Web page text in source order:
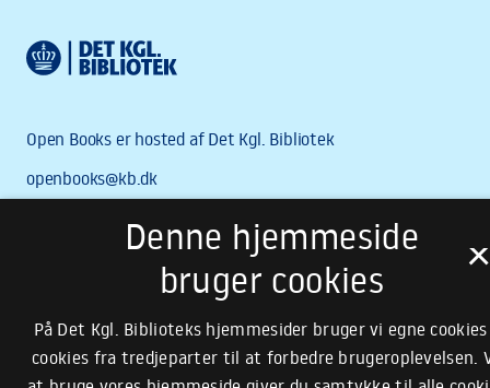
×
Denne hjemmeside
bruger cookies
På Det Kgl. Biblioteks hjemmesider bruger vi egne cookies
cookies fra tredjeparter til at forbedre brugeroplevelsen.